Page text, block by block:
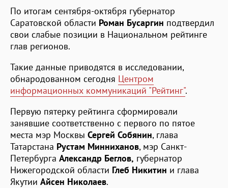
По итогам сентября-октября губернатор
Саратовской области Роман Бусаргин подтвердил
свои слабые позиции в Национальном рейтинге
глав регионов.
Такие данные приводятся в исследовании,
обнародованном сегодня Центром
информационных коммуникаций "Рейтинг".
Первую пятерку рейтинга сформировали
занявшие соответственно с первого по пятое
места мэр Москвы Сергей Собянин, глава
Татарстана Рустам Минниханов, мэр Санкт-
Петербурга Александр Беглов, губернатор
Нижегородской области Глеб Никитин и глава
Якутии Айсен Николаев.